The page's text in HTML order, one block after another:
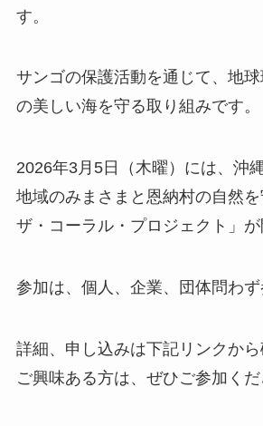
す。
サンゴの保護活動を通じて、地
の美しい海を守る取り組みです。
2026年3月5日（木曜）には、沖
地域のみまさまと恩納村の自然を
ザ・コーラル・プロジェクト」が
参加は、個人、企業、団体問わず
詳細、申し込みは下記リンクから
ご興味ある方は、ぜひご参加くだ